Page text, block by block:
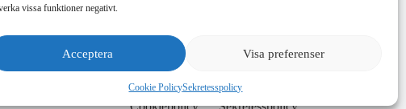
vissa funktioner negativt.
Acceptera Visa preferenser
Cookie PolicySekretesspolicy